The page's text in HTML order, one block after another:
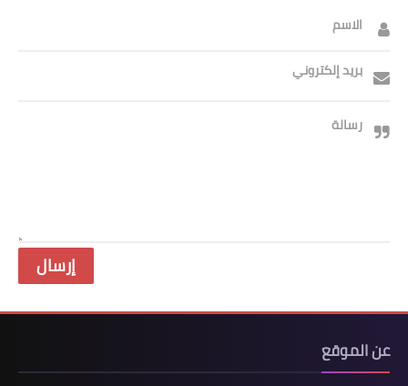
الاسم
بريد إلكتروني
رسالة
عن الموقع